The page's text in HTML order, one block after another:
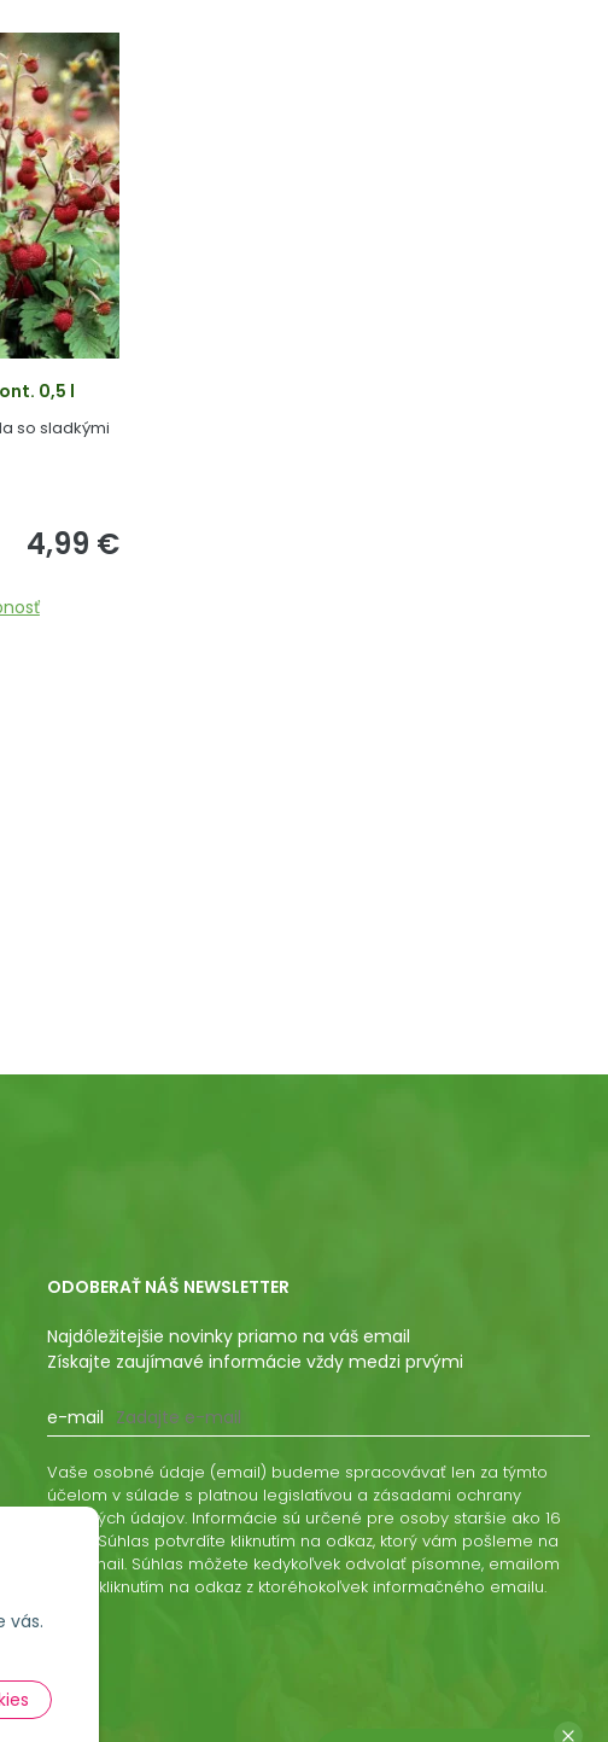
vás.
0,5 l
so sladkými
4,99 €
ODOBERAŤ NÁŠ NEWSLETTER
Najdôležitejšie novinky priamo na váš email
Získajte zaujímavé informácie vždy medzi prvými
e-mail
Vaše osobné údaje (email) budeme spracovávať len za týmto
účelom v súlade s platnou legislatívou a zásadami ochrany
osobných údajov. Informácie sú určené pre osoby staršie ako 16
rokov. Súhlas potvrdíte kliknutím na odkaz, ktorý vám pošleme na
váš email. Súhlas môžete kedykoľvek odvolať písomne, emailom
alebo kliknutím na odkaz z ktoréhokoľvek informačného emailu.